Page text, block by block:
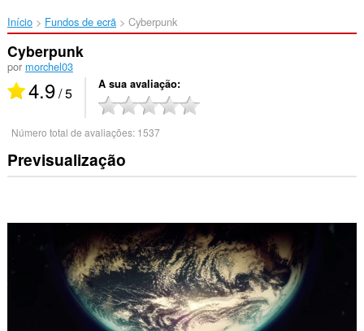
Início Fundos de ecrã Cyberpunk‎
Cyberpunk
por morchel03
4.9/ 5 A sua avaliação
Número total de avaliações: 1537
Previsualização